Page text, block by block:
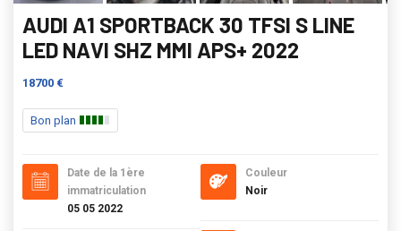
AUDI A1 SPORTBACK 30 TFSI S LINE
LED NAVI SHZ MMI APS+ 2022
18700 €
Bon plan
Date de la 1ère
immatriculation
05 05 2022
Couleur
Noir